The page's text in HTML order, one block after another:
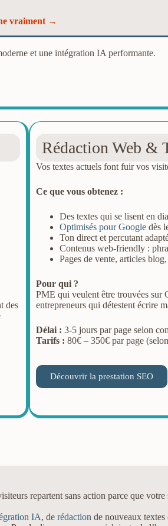
vraiment →
et une intégration IA performante.
des
Rédaction Web &
Vos textes actuels font fuir vos
Ce que vous obtenez :
Des textes qui se lisent en
Optimisés pour Googledès
Ton direct et percutant
Contenus web-friendly :
Pages de vente, articles
Pour qui ?
PME qui veulent être trouvées sur
entrepreneurs qui détestent écrire
Délai : 3-5 jours par page selon
Tarifs : 80€ – 350€ par page
Découvrir la prestation SEO
repartent sans action parce que
IA, de rédaction de nouveaux